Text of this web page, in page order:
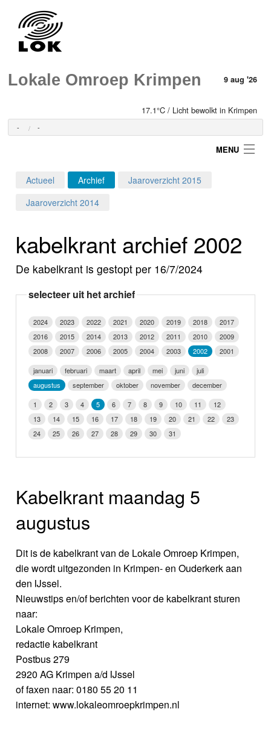
Lokale Omroep Krimpen 9 aug '26
17.1°C / Licht bewolkt in Krimpen
- -
MENU
Programma's
Video
Webcam
Info
Actueel Archief
Jaaroverzicht 2015
Jaaroverzicht 2014
kabelkrant archief 2002
De kabelkrant is gestopt per 16/7/2024
selecteer uit het archief
2024 2023 2022 2021 2020 2019 2018
2017
2016
2015 2014 2013 2012 2011 2010
2009
2008
2007 2006 2005 2004 2003 2002
2001
januari
februari maart april mei juni
juli
augustus
september oktober november
december
1
2 3 4 5 6 7 8 9 10 11
12
13
14 15 16 17 18 19 20 21 22
23
24
25 26 27 28 29 30 31
Kabelkrant maandag 5
augustus
Dit is de kabelkrant van de Lokale Omroep Krimpen,
die wordt uitgezonden in Krimpen- en Ouderkerk aan
den IJssel.
Nieuwstips en/of berichten voor de kabelkrant sturen
naar:
Lokale Omroep Krimpen,
redactie kabelkrant
Postbus 279
2920 AG Krimpen a/d IJssel
of faxen naar: 0180 55 20 11
internet: www.lokaleomroepkrimpen.nl